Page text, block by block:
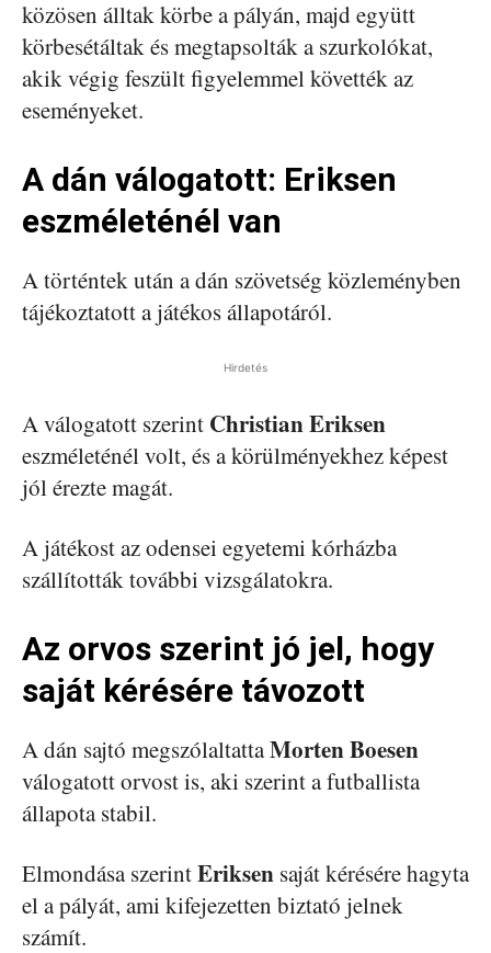
közösen álltak körbe a pályán, majd együtt
körbesétáltak és megtapsolták a szurkolókat,
akik végig feszült figyelemmel követték az
eseményeket.
A dán válogatott: Eriksen
eszméleténél van
A történtek után a dán szövetség közleményben
tájékoztatott a játékos állapotáról.
Hirdetés
A válogatott szerint Christian Eriksen
eszméleténél volt, és a körülményekhez képest
jól érezte magát.
A játékost az odensei egyetemi kórházba
szállították további vizsgálatokra.
Az orvos szerint jó jel, hogy
saját kérésére távozott
A dán sajtó megszólaltattaMorten Boesen
válogatott orvost is, aki szerint a futballista
állapota stabil.
Elmondása szerintEriksen saját kérésére hagyta
el a pályát, ami kifejezetten biztató jelnek
számít.